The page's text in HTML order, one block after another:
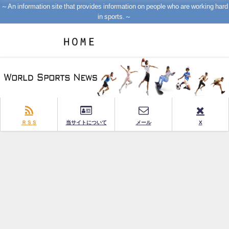
～An information site that provides information on people who are working hard
in sports.～
ＲＳＳ 当サイトについて メール X